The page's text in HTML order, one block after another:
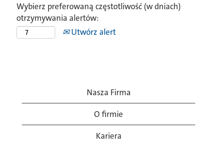
Wybierz preferowaną częstotliwość (w dniach)
otrzymywania alertów:
Utwórz alert
Nasza Firma
O firmie
Kariera